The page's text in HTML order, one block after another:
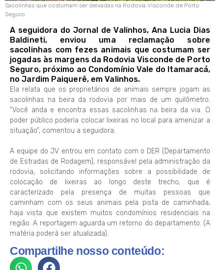
Sacolinhas que costumam ser deixadas na Rodovia Visconde de Porto
Seguro
A seguidora do Jornal de Valinhos, Ana Lucia Dias
Baldineti, enviou uma reclamação sobre
sacolinhas com fezes animais que costumam ser
jogadas às margens da Rodovia Visconde de Porto
Seguro, próximo ao Condomínio Vale do Itamaracá,
no Jardim Paiquerê, em Valinhos.
Ela relata que os proprietários de animais sempre jogam as
sacolinhas na beira da rodovia por mais de um quilômetro.
“Você anda e encontra essas sacolinhas na beira da via. O
poder público poderia colocar lixeiras no local para amenizar a
situação”, comentou a seguidora.
A equipe do JV entrou em contato com o DER (Departamento
de Estradas de Rodagem), responsável pela administração da
rodovia, solicitando informações sobre a possibilidade de
colocação de lixeiras ao longo deste trecho, que é
caracterizado pela presença de muitas pessoas que
caminham com os seus animais pela pista de caminhada,
haja vista que existem muitos condomínios residenciais na
região. A reportagem aguarda um retorno do departamento. (A
matéria poderá ser atualizada).
Compartilhe nosso conteúdo: